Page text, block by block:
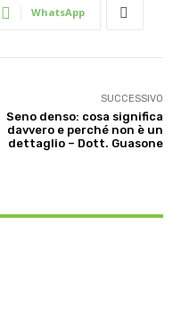
WhatsApp
SUCCESSIVO
Seno denso: cosa significa
davvero e perché non è un
dettaglio – Dott. Guasone